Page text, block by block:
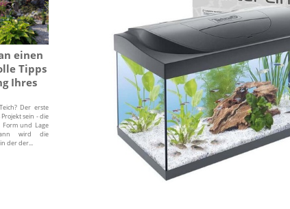
einen
Tipps
Ihres
Der erste
sein - die
Form und Lage
wird die
der der...